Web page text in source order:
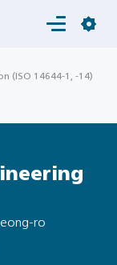
Login
(ISO 14644-1, -14)
ro